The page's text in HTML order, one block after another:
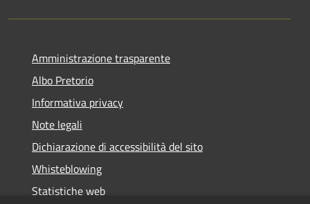
Amministrazione trasparente
Albo Pretorio
Informativa privacy
Note legali
Dichiarazione di accessibilità del sito
Whisteblowing
Statistiche web